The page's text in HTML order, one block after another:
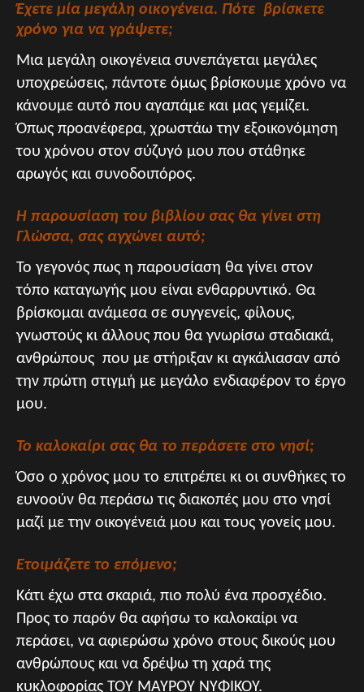
Έχετε μία μεγάλη οικογένεια. Πότε βρίσκετε
χρόνο για να γράψετε;
Μια μεγάλη οικογένεια συνεπάγεται μεγάλες
υποχρεώσεις, πάντοτε όμως βρίσκουμε χρόνο να
κάνουμε αυτό που αγαπάμε και μας γεμίζει.
Όπως προανέφερα, χρωστάω την εξοικονόμηση
του χρόνου στον σύζυγό μου που στάθηκε
αρωγός και συνοδοιπόρος.
Η παρουσίαση του βιβλίου σας θα γίνει στη
Γλώσσα, σας αγχώνει αυτό;
Το γεγονός πως η παρουσίαση θα γίνει στον
τόπο καταγωγής μου είναι ενθαρρυντικό. Θα
βρίσκομαι ανάμεσα σε συγγενείς, φίλους,
γνωστούς κι άλλους που θα γνωρίσω σταδιακά,
ανθρώπους που με στήριξαν κι αγκάλιασαν από
την πρώτη στιγμή με μεγάλο ενδιαφέρον το έργο
μου.
Το καλοκαίρι σας θα το περάσετε στο νησί;
Όσο ο χρόνος μου το επιτρέπει κι οι συνθήκες το
ευνοούν θα περάσω τις διακοπές μου στο νησί
μαζί με την οικογένειά μου και τους γονείς μου.
Ετοιμάζετε το επόμενο;
Κάτι έχω στα σκαριά, πιο πολύ ένα προσχέδιο.
Προς το παρόν θα αφήσω το καλοκαίρι να
περάσει, να αφιερώσω χρόνο στους δικούς μου
ανθρώπους και να δρέψω τη χαρά της
κυκλοφορίας ΤΟΥ ΜΑΥΡΟΥ ΝΥΦΙΚΟΥ.